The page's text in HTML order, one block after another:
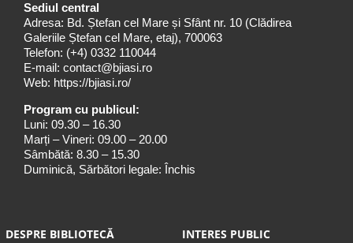
Sediul central
Adresa: Bd. Ștefan cel Mare și Sfânt nr. 10 (Clădirea
Galeriile Ștefan cel Mare, etaj), 700063
Telefon: (+4) 0332 110044
E-mail: contact@bjiasi.ro
Web: https://bjiasi.ro/
Program cu publicul:
Luni: 09.30 – 16.30
Marți – Vineri: 09.00 – 20.00
Sâmbătă: 8.30 – 15.30
Duminică, Sărbători legale: Închis
DESPRE BIBLIOTECĂ INTERES PUBLIC